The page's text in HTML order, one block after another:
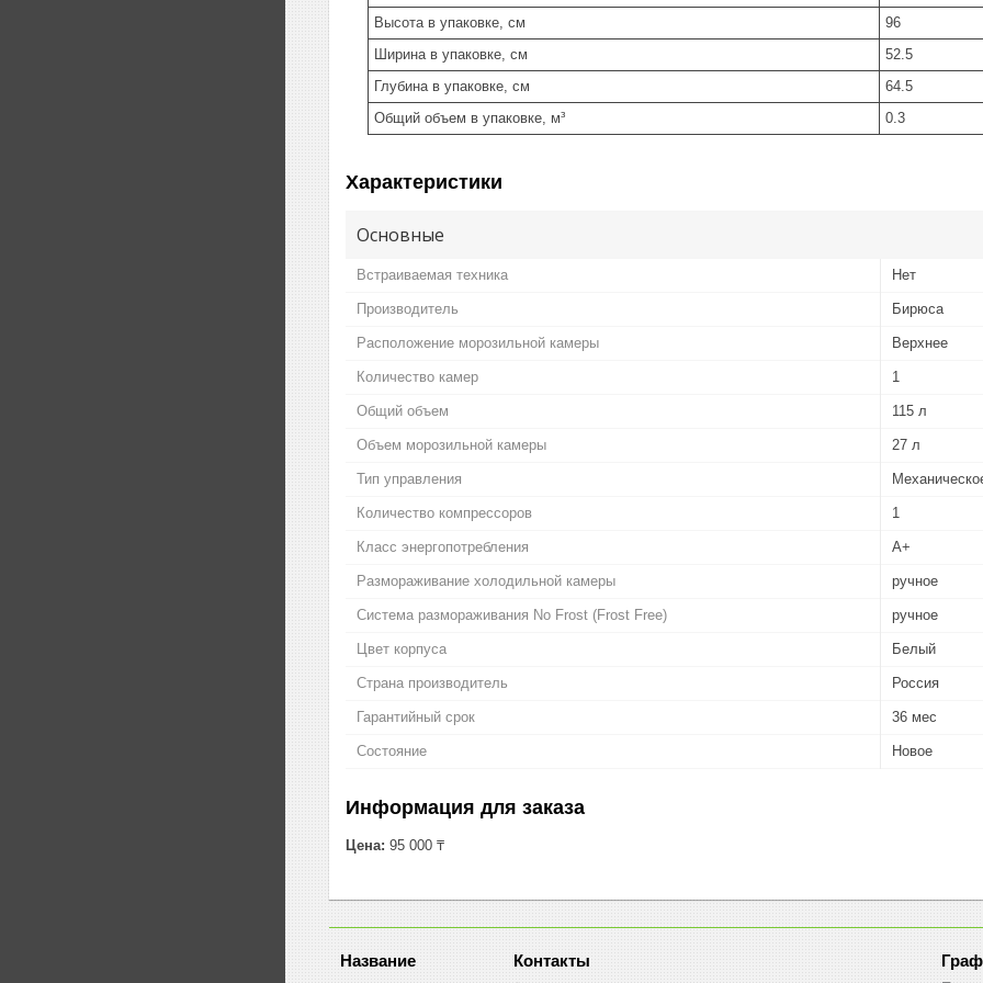
Высота в упаковке, см
96
Ширина в упаковке, см
52.5
Глубина в упаковке, см
64.5
Общий объем в упаковке, м³
0.3
Характеристики
Основные
Встраиваемая техника Нет
Производитель Бирюса
Расположение морозильной камеры Верхнее
Количество камер 1
Общий объем 115 л
Объем морозильной камеры 27 л
Тип управления
Количество компрессоров 1
Класс энергопотребления A+
Размораживание холодильной камеры ручное
Система размораживания No Frost (Frost Free) ручное
Цвет корпуса Белый
Страна производитель Россия
Гарантийный срок 36 мес
Состояние Новое
Информация для заказа
Цена: 95 000 ₸